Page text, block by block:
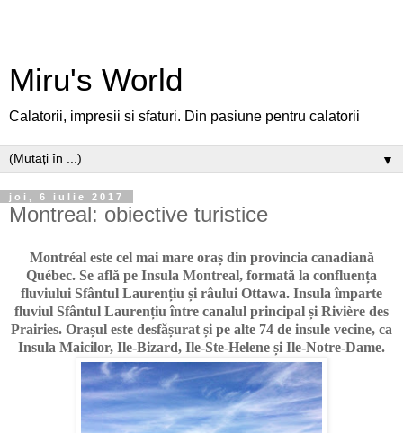
Miru's World
Calatorii, impresii si sfaturi. Din pasiune pentru calatorii
▼
joi, 6 iulie 2017
Montreal: obiective turistice
Montréal este cel mai mare oraș din provincia canadiană
Québec. Se află pe Insula Montreal, formată la confluența
fluviului Sfântul Laurențiu și râului Ottawa. Insula împarte
fluviul Sfântul Laurențiu între canalul principal și Rivière des
Prairies. Orașul este desfășurat și pe alte 74 de insule vecine, ca
Insula Maicilor, Ile-Bizard, Ile-Ste-Helene și Ile-Notre-Dame.